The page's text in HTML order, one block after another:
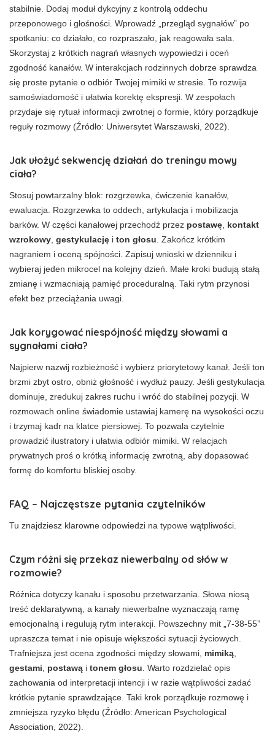
stabilnie. Dodaj moduł dykcyjny z kontrolą oddechu
przeponowego i głośności. Wprowadź „przegląd sygnałów” po
spotkaniu: co działało, co rozpraszało, jak reagowała sala.
Skorzystaj z krótkich nagrań własnych wypowiedzi i oceń
zgodność kanałów. W interakcjach rodzinnych dobrze sprawdza
się proste pytanie o odbiór Twojej mimiki w stresie. To rozwija
samoświadomość i ułatwia korektę ekspresji. W zespołach
przydaje się rytuał informacji zwrotnej o formie, który porządkuje
reguły rozmowy (Źródło: Uniwersytet Warszawski, 2022).
Jak ułożyć sekwencję działań do treningu mowy
ciała?
Stosuj powtarzalny blok: rozgrzewka, ćwiczenie kanałów,
ewaluacja. Rozgrzewka to oddech, artykulacja i mobilizacja
barków. W części kanałowej przechodź przez postawę kontakt
wzrokowy gestykulację i ton głosu . Zakończ krótkim
nagraniem i oceną spójności. Zapisuj wnioski w dzienniku i
wybieraj jeden mikrocel na kolejny dzień. Małe kroki budują stałą
zmianę i wzmacniają pamięć proceduralną. Taki rytm przynosi
efekt bez przeciążania uwagi.
Jak korygować niespójność między słowami a
sygnałami ciała?
Najpierw nazwij rozbieżność i wybierz priorytetowy kanał. Jeśli ton
brzmi zbyt ostro, obniż głośność i wydłuż pauzy. Jeśli gestykulacja
dominuje, zredukuj zakres ruchu i wróć do stabilnej pozycji. W
rozmowach online świadomie ustawiaj kamerę na wysokości oczu
i trzymaj kadr na klatce piersiowej. To pozwala czytelnie
prowadzić ilustratory i ułatwia odbiór mimiki. W relacjach
prywatnych proś o krótką informację zwrotną, aby dopasować
formę do komfortu bliskiej osoby.
FAQ – Najczęstsze pytania czytelników
Tu znajdziesz klarowne odpowiedzi na typowe wątpliwości.
Czym różni się przekaz niewerbalny od słów w
rozmowie?
Różnica dotyczy kanału i sposobu przetwarzania. Słowa niosą
treść deklaratywną, a kanały niewerbalne wyznaczają ramę
emocjonalną i regulują rytm interakcji. Powszechny mit „7-38-55”
upraszcza temat i nie opisuje większości sytuacji życiowych.
Trafniejsza jest ocena zgodności między słowami, mimiką
gestami
postawą i tonem głosu . Warto rozdzielać opis
zachowania od interpretacji intencji i w razie wątpliwości zadać
krótkie pytanie sprawdzające. Taki krok porządkuje rozmowę i
zmniejsza ryzyko błędu (Źródło: American Psychological
Association, 2022).